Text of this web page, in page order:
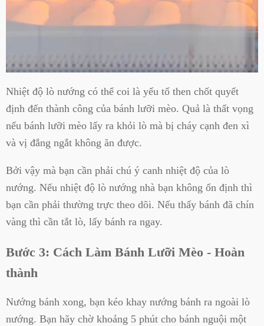
Nhiệt độ lò nướng có thể coi là yếu tố then chốt quyết
định đến thành công của bánh lưỡi mèo. Quả là thất vọng
nếu bánh lưỡi mèo lấy ra khỏi lò mà bị cháy cạnh đen xì
và vị đắng ngắt không ăn được.
Bởi vậy mà bạn cần phải chú ý canh nhiệt độ của lò
nướng. Nếu nhiệt độ lò nướng nhà bạn không ổn định thì
bạn cần phải thường trực theo dõi. Nếu thấy bánh đã chín
vàng thì cần tắt lò, lấy bánh ra ngay.
Bước 3: Cách Làm Bánh Lưỡi Mèo - Hoàn
thành
Nướng bánh xong, bạn kéo khay nướng bánh ra ngoài lò
nướng. Bạn hãy chờ khoảng 5 phút cho bánh nguội một